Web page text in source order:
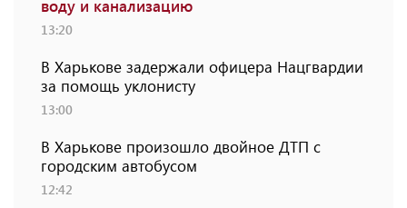
воду и канализацию
13:20
В Харькове задержали офицера Нацгвардии
за помощь уклонисту
13:00
В Харькове произошло двойное ДТП с
городским автобусом
12:42